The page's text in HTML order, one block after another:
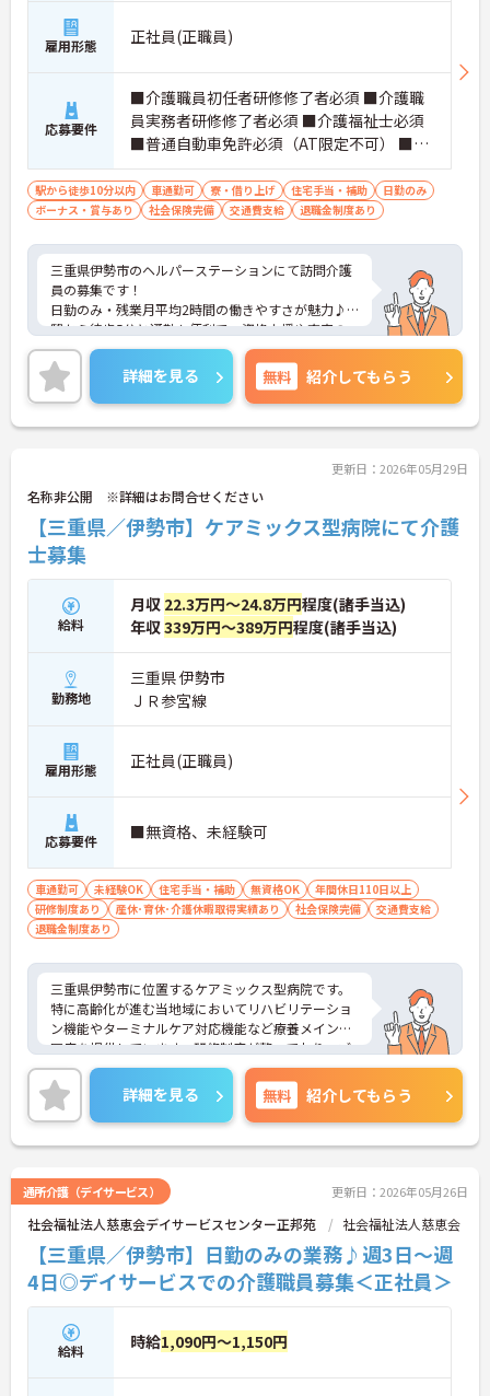
雇用形態 正社員(正職員)
応募要件
■介護職員初任者研修修了者必須 ■介護職
員実務者研修修了者必須 ■介護福祉士必須
■普通自動車免許必須（AT限定不可） ■経
験不問
駅から徒歩10分以内 車通勤可 寮・借り上げ 住宅手当・補助
日勤のみ
ボーナス・賞与あり
社会保険完備 交通費支給 退職金制度あり
三重県伊勢市のヘルパーステーションにて訪問介護
員の募集です！
日勤のみ・残業月平均2時間の働きやすさが魅力♪
駅から徒歩5分と通勤も便利で、資格支援や充実の
福利厚生制度も整っています。24時間対応の直営保
育園の利用も可能です。
ご興味がある方は、ご面接のポイントをお伝えしま
すので、お気軽にお問い合わせください。
詳細を見る 無料 紹介してもらう
更新日：2026年05月29日
名称非公開 ※詳細はお問合せください
【三重県／伊勢市】ケアミックス型病院にて介護
士募集
給料
月収 22.3万円～24.8万円程度(諸手当込)
年収339万円～389万円程度(諸手当込)
勤務地
三重県 伊勢市
ＪＲ参宮線
雇用形態 正社員(正職員)
応募要件 ■無資格、未経験可
車通勤可 未経験OK 住宅手当・補助 無資格OK
年間休日110日以上
研修制度あり
産休･育休･介護休暇取得実績あり 社会保険完備
交通費支給
退職金制度あり
三重県伊勢市に位置するケアミックス型病院です。
特に高齢化が進む当地域においてリハビリテーショ
ン機能やターミナルケア対応機能など療養メインの
医療を提供しています。研修制度が整っており、ブ
ランクのある方や経験の浅い方も丁寧な指導を受け
られるので安心してお仕事を始められます。最寄駅
から徒歩10分圏内と駅から近く通勤も便利です。
ご興味ある方には、面接対策ポイントなど、さらに
い。
詳細を見る 無料 紹介してもらう
通所介護（デイサービス） 更新日：2026年05月26日
社会福祉法人慈恵会デイサービスセンター正邦苑 社会福祉法人慈恵会
【三重県／伊勢市】日勤のみの業務♪週3日～週
4日◎デイサービスでの介護職員募集＜正社員＞
給料 時給1,090円～1,150円